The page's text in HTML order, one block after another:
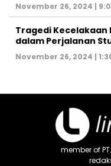
November 26, 2024 |
Tragedi Kecelakaan
dalam Perjalanan
November 26, 2024 |
member of PT.